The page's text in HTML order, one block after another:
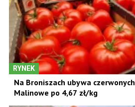
RYNEK
Na Broniszach ubywa
Malinowe po 4,67 zł/kg